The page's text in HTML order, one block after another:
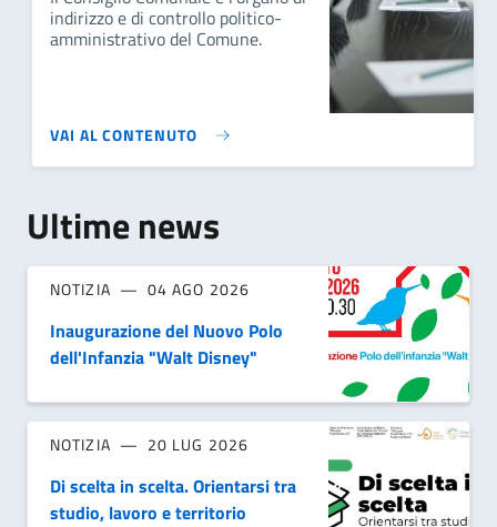
indirizzo e di controllo politico-
amministrativo del Comune.
VAI AL CONTENUTO
Ultime news
NOTIZIA 04 AGO 2026
Inaugurazione del Nuovo Polo
dell'Infanzia "Walt Disney"
NOTIZIA 20 LUG 2026
Di scelta in scelta. Orientarsi tra
studio, lavoro e territorio